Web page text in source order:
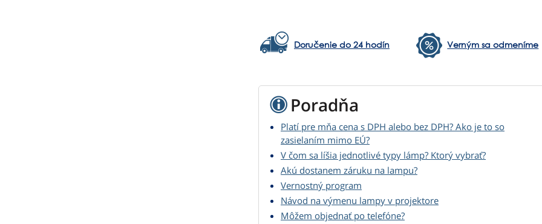
Doručenie do 24 hodín Verným sa odmeníme
Poradňa
Platí pre mňa cena s DPH alebo bez DPH? Ako je to so
zasielaním mimo EÚ?
V čom sa líšia jednotlivé typy lámp? Ktorý vybrať?
Akú dostanem záruku na lampu?
Vernostný program
Návod na výmenu lampy v projektore
Môžem objednať po telefóne?